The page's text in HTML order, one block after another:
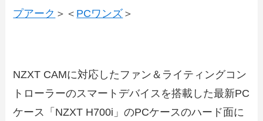
プアーク ＞＜ PCワンズ ＞
NZXT CAMに対応したファン＆ライティングコン
トローラーのスマートデバイスを搭載した最新PC
ケース「NZXT H700i」のPCケースのハード面に